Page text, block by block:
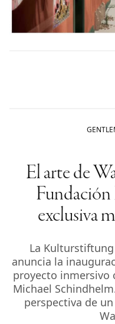
El arte de
exclusiva
La Kulturstiftung
anuncia la
proyecto inmersivo
Michael
perspectiva de